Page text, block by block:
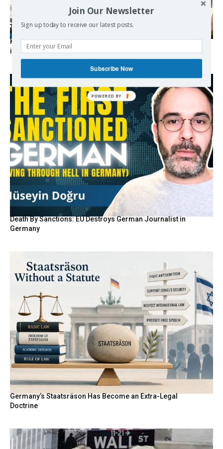
Kolydas explains the rare “polar meltemi” — Greece’s
invisible summer wind regulator
Death By Sanctions: EU Destroys German Journalist in
Germany
Germany’s Staatsräson Has Become an Extra-Legal
Doctrine
Join Our Newsletter
Sign up today to receive our latest posts.
Subscribe Now
POWERED BY